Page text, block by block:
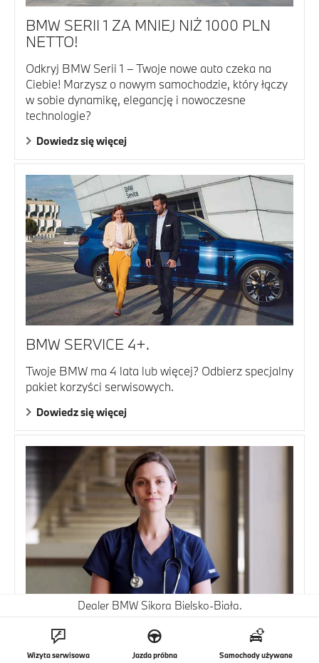
BMW SERII 1 ZA MNIEJ NIŻ 1000 PLN
NETTO!
Odkryj BMW Serii 1 – Twoje nowe auto czeka na
Ciebie! Marzysz o nowym samochodzie, który łączy
w sobie dynamikę, elegancję i nowoczesne
technologie?
Dowiedz się więcej
BMW SERVICE 4+.
Twoje BMW ma 4 lata lub więcej? Odbierz specjalny
pakiet korzyści serwisowych.
Dowiedz się więcej
POWIEDZ NAM, CZYM SIĘ ZAJMUJESZ I
DOBIERZ DLA SIEBIE IDEALNĄ
OFERTĘ.
Dealer BMW Sikora Bielsko-Biała.
Wizyta serwisowa Jazda próbna Samochody używane